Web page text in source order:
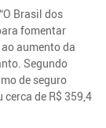
Brasil dos
fomentar
aumento da
Segundo
de seguro
de R$ 359,4